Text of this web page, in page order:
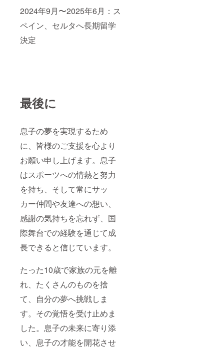
2024年9月〜2025年6月：ス
ペイン、セルタへ長期留学
決定
最後に
息子の夢を実現するため
に、皆様のご支援を心より
お願い申し上げます。息子
はスポーツへの情熱と努力
を持ち、そして常にサッ
カー仲間や友達への想い、
感謝の気持ちを忘れず、国
際舞台での経験を通じて成
長できると信じています。
たった10歳で家族の元を離
れ、たくさんのものを捨
て、自分の夢へ挑戦しま
す。その覚悟を受け止めま
した。息子の未来に寄り添
い、息子の才能を開花させ